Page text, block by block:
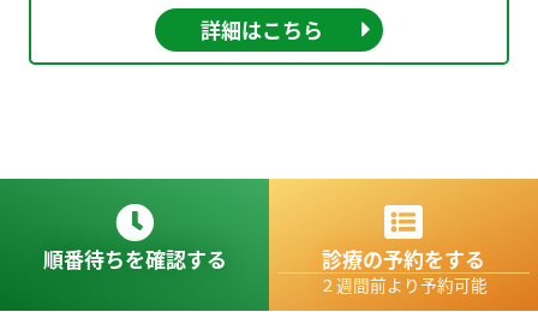
詳細はこちら
順番待ちを確認する 診療の予約をする
２週間前より予約可能